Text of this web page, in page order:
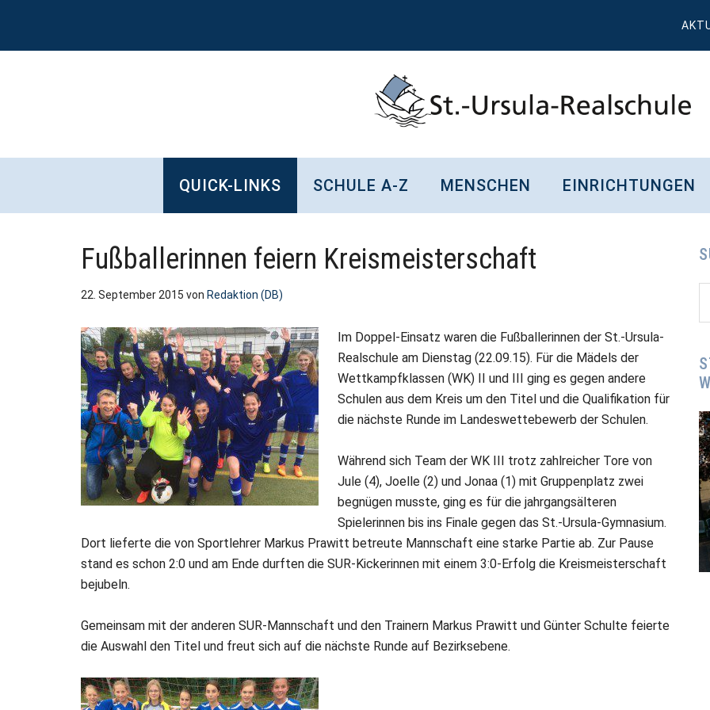
springen
secondary
springen
springen
St.
Ursula
Realschule
Attendorn
Persönlichkeit,
QUICK-LINKS SCHULE A-Z MENSCHEN EINRICHTUNGEN
Fußballerinnen feiern Kreismeisterschaft
22. September 2015 von Redaktion (DB)
Im Doppel-Einsatz waren die Fußballerinnen der St.-Ursula-
Realschule am Dienstag (22.09.15). Für die Mädels der
Wettkampfklassen (WK) II und III ging es gegen andere
Schulen aus dem Kreis um den Titel und die Qualifikation für
die nächste Runde im Landeswettebewerb der Schulen.
Während sich Team der WK III trotz zahlreicher Tore von
Jule (4), Joelle (2) und Jonaa (1) mit Gruppenplatz zwei
begnügen musste, ging es für die jahrgangsälteren
Spielerinnen bis ins Finale gegen das St.-Ursula-Gymnasium.
Dort lieferte die von Sportlehrer Markus Prawitt betreute Mannschaft eine starke Partie ab. Zur Pause
stand es schon 2:0 und am Ende durften die SUR-Kickerinnen mit einem 3:0-Erfolg die Kreismeisterschaft
bejubeln.
Gemeinsam mit der anderen SUR-Mannschaft und den Trainern Markus Prawitt und Günter Schulte feierte
die Auswahl den Titel und freut sich auf die nächste Runde auf Bezirksebene.